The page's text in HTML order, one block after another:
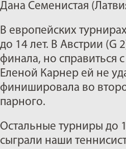
Дана Семенистая
В европейских
до 14 лет. В Австрии
финала, но справиться
Еленой Карнер ей не
финишировала во
парного.
Остальные турниры до
сыграли наши